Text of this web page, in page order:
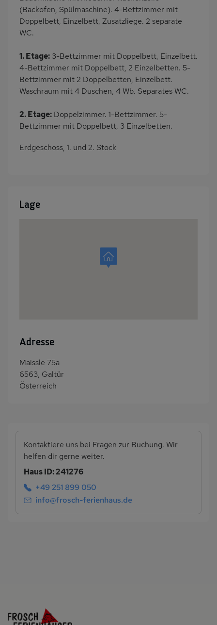
(Backofen, Spülmaschine). 4-Bettzimmer mit
Doppelbett, Einzelbett, Zusatzliege. 2 separate
WC.
1. Etage: 3-Bettzimmer mit Doppelbett, Einzelbett.
4-Bettzimmer mit Doppelbett, 2 Einzelbetten. 5-
Bettzimmer mit 2 Doppelbetten, Einzelbett.
Waschraum mit 4 Duschen, 4 Wb. Separates WC.
2. Etage: Doppelzimmer. 1-Bettzimmer. 5-
Bettzimmer mit Doppelbett, 3 Einzelbetten.
Erdgeschoss, 1. und 2. Stock
Lage
Adresse
Maissle 75a
6563, Galtür
Österreich
Kontaktiere uns bei Fragen zur Buchung. Wir
helfen dir gerne weiter.
Haus ID: 241276
+49 251 899 050
info@frosch-ferienhaus.de